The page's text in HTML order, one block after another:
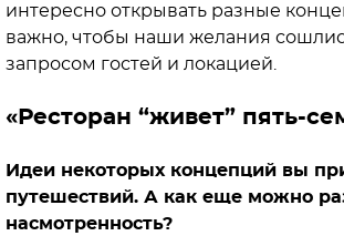
интересно открывать разные
важно, чтобы наши желания
запросом гостей и локацией.
«Ресторан “живет” пять-
Идеи некоторых концепций вы
путешествий. А как еще можно
насмотренность?